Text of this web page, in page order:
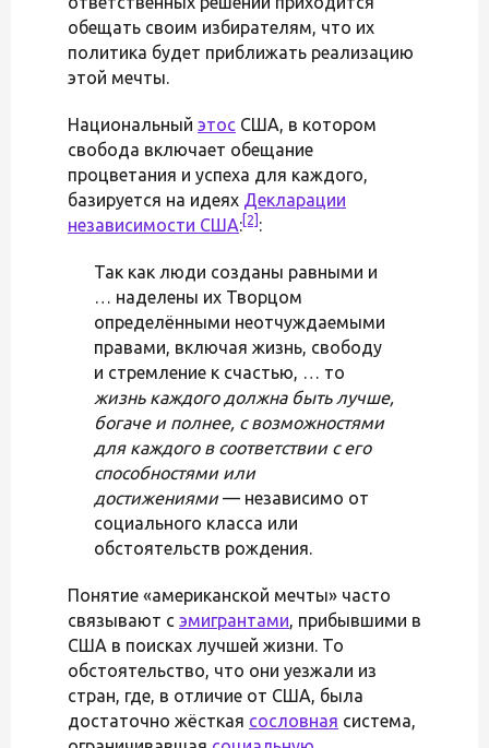
обещать своим избирателям, что их
политика будет приближать реализацию
этой мечты.
Национальный этос США, в котором
свобода включает обещание
процветания и успеха для каждого,
базируется на идеях Декларации
независимости США:[2] :
Так как люди созданы равными и
… наделены их Творцом
определёнными неотчуждаемыми
правами, включая жизнь, свободу
и стремление к счастью, … то
жизнь каждого должна быть лучше,
богаче и полнее, с возможностями
для каждого в соответствии с его
способностями или
достижениями— независимо от
социального класса или
обстоятельств рождения.
Понятие «американской мечты» часто
связывают с эмигрантами, прибывшими в
США в поисках лучшей жизни. То
обстоятельство, что они уезжали из
стран, где, в отличие от США, была
достаточно жёсткая сословная система,